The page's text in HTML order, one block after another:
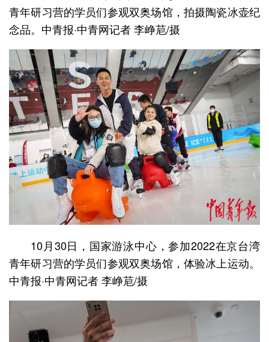
青年研习营的学员们参观双奥场馆，拍摄陶瓷冰壶纪
念品。中青报·中青网记者 李峥苨/摄
10月30日，国家游泳中心，参加2022在京台湾
青年研习营的学员们参观双奥场馆，体验冰上运动。
中青报·中青网记者 李峥苨/摄